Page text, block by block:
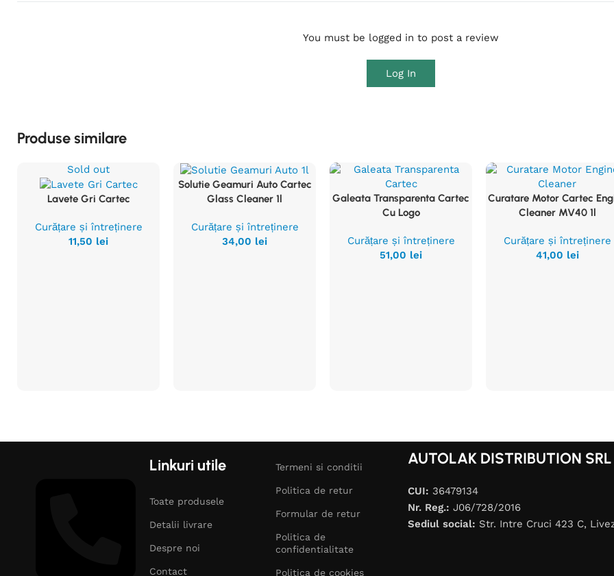
You must be logged in to post a review
Log In
Produse similare
Sold out
Vezi
Lavete Gri Cartec
Curățare și întreținere
11,50 lei
Vezi
Produsul
Solutie Geamuri Auto Cartec
Glass Cleaner 1l
Curățare și întreținere
34,00 lei
Vezi
Galeata Transparenta Cartec
Cu Logo
Curățare și întreținere
51,00 lei
Vezi
Produsul
Curatare Motor Cartec
Cleaner MV40 1l
Curățare și întreținere
41,00 lei
Linkuri utile
Toate produsele
Detalii livrare
Despre noi
Contact
Termeni si conditii
Politica de retur
Formular de retur
Politica de
confidentialitate
Politica de cookies
AUTOLAK DISTRIBUTION SRL
CUI: 36479134
Nr. Reg.: J06/728/2016
Sediul social: Str. Intre Cruci 423 C,